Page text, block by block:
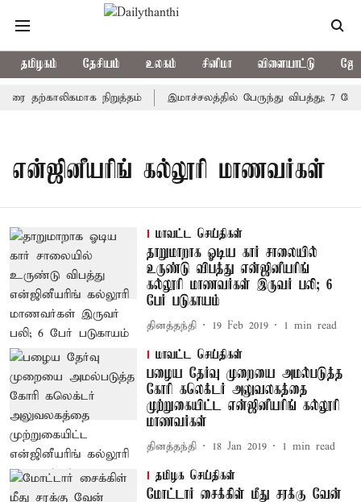
தமிழகம் தேசியம் உலகம் சினிமா விளையாட்டு
தற்காலிகமாக நிறுத்தம் இமாச்சலத்தில் பேருந்து விபத்து; 7
என்ஜினீயரிங் கல்லூரி மாணவர்கள்
மாவட்ட செய்திகள்
தாறுமாறாக ஓடிய கார் சாலையில்
உருண்டு விபத்து என்ஜினீயரிங்
கல்லூரி மாணவர்கள் இருவர் பலி; 6
பேர் படுகாயம்
தினத்தந்தி 19 Feb 2019 1 min read
மாவட்ட செய்திகள்
பழைய தேர்வு முறையை அமல்படுத்த
கோரி கலெக்டர் அலுவலகத்தை
முற்றுகையிட்ட என்ஜினீயரிங் கல்லூரி
மாணவர்கள்
தினத்தந்தி 18 Jan 2019 1 min read
தமிழக செய்திகள்
மோட்டார் சைக்கிள் மீது சரக்கு வேன்